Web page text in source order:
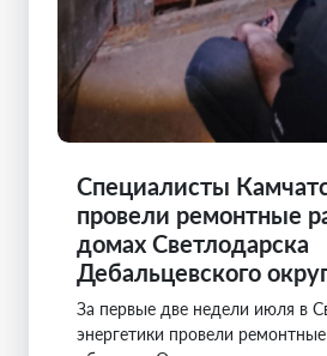
Специалисты
провели ремонтные
домах Светлодарска
Дебальцевского
За первые две недели июля в
энергетики провели